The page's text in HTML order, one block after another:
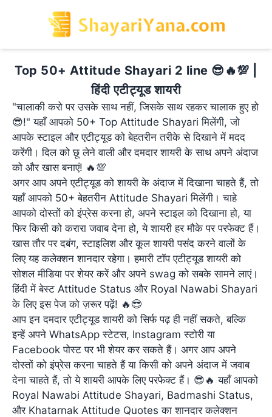
Top 50+ Attitude Shayari 2 line 😎🔥💯 |
हिंदी एटीट्यूड शायरी
"चालाकी करो पर उसके साथ नहीं, जिसके साथ रहकर चालाक हुए हो
😎!" यहाँ आपको 50+ Top Attitude Shayari मिलेंगी, जो
आपके स्टाइल और एटीट्यूड को बेहतरीन तरीके से दिखाने में मदद
करेंगी। दिल को छू लेने वाली और दमदार शायरी के साथ अपने अंदाज
को और खास बनाएं! 🔥💯
अगर आप अपने एटीट्यूड को शायरी के अंदाज में दिखाना चाहते हैं, तो
यहाँ आपको 50+ बेहतरीन Attitude Shayari मिलेंगी। चाहे
आपको दोस्तों को इंप्रेस करना हो, अपने स्टाइल को दिखाना हो, या
फिर किसी को करारा जवाब देना हो, ये शायरी हर मौके पर परफेक्ट हैं।
खास तौर पर दबंग, स्टाइलिश और कूल शायरी पसंद करने वालों के
लिए यह कलेक्शन शानदार रहेगा। हमारी टॉप एटीट्यूड शायरी को
सोशल मीडिया पर शेयर करें और अपने swag को सबके सामने लाएं।
हिंदी में बेस्ट Attitude Status और Royal Nawabi Shayari
के लिए इस पेज को ज़रूर पढ़ें! 🔥😎
आप इन दमदार एटीट्यूड शायरी को सिर्फ पढ़ ही नहीं सकते, बल्कि
इन्हें अपने WhatsApp स्टेटस, Instagram स्टोरी या
Facebook पोस्ट पर भी शेयर कर सकते हैं। अगर आप अपने
दोस्तों को इंप्रेस करना चाहते हैं या किसी को अपने अंदाज में जवाब
देना चाहते हैं, तो ये शायरी आपके लिए परफेक्ट हैं। 😎🔥 यहाँ आपको
Royal Nawabi Attitude Shayari, Badmashi Status,
और Khatarnak Attitude Quotes का शानदार कलेक्शन